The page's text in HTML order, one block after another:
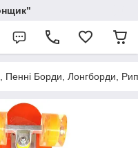
Пенні Борди, Лонгборди,